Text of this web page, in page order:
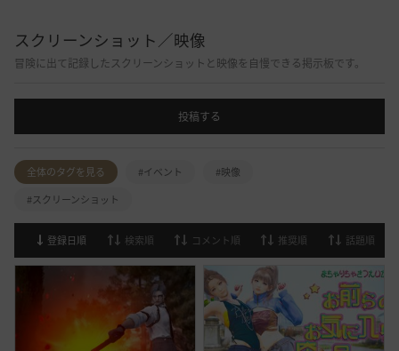
スクリーンショット／映像
冒険に出て記録したスクリーンショットと映像を自慢できる掲示板です。
投稿する
全体のタグを見る #イベント
#映像
#スクリーンショット
登録日順 検索順 コメント順 推奨順 話題順